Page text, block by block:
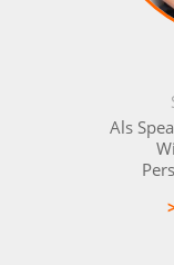
Als